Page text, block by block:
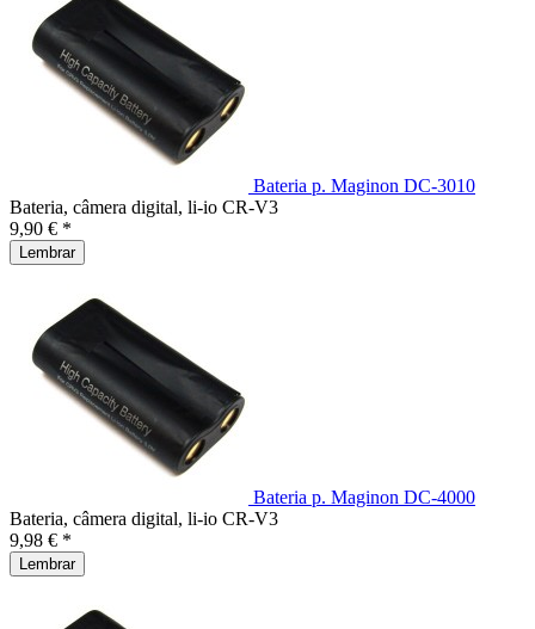
Bateria p. Maginon DC-3010
Bateria, câmera digital, li-io CR-V3
9,90 € *
Lembrar
Bateria p. Maginon DC-4000
Bateria, câmera digital, li-io CR-V3
9,98 € *
Lembrar